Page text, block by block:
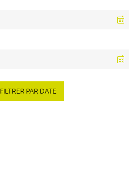
FILTRER PAR DATE